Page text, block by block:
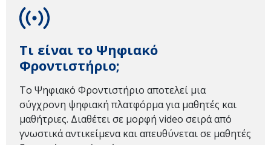
Τι είναι το Ψηφιακό
Φροντιστήριο;
Το Ψηφιακό Φροντιστήριο αποτελεί μια
σύγχρονη ψηφιακή πλατφόρμα για μαθητές και
μαθήτριες. Διαθέτει σε μορφή video σειρά από
γνωστικά αντικείμενα και απευθύνεται σε μαθητές